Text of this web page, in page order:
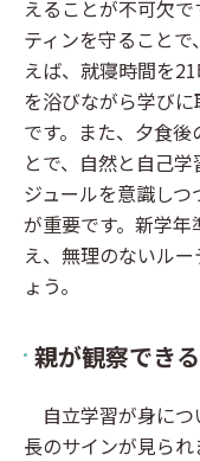
えることが不可欠
ティンを守ること
えば、就寝時間を
を浴びながら学び
です。また、夕食
とで、自然と自己
ジュールを意識し
が重要です。新学
え、無理のないル
ょう。
親が観察でき
自立学習が身につ
長のサインが見ら